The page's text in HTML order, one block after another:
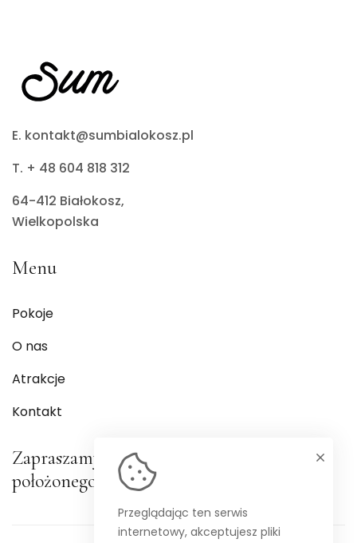
E. kontakt@sumbialokosz.pl
T. + 48 604 818 312
64-412 Białokosz,
Wielkopolska
Menu
Pokoje
O nas
Atrakcje
Kontakt
Zapraszamy do niezwykle malowniczo
położonego ośrodka w krainie 100 jezior
Przeglądając ten serwis
internetowy, akceptujesz pliki